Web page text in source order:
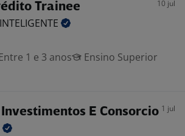
Trainee 10 jul
INTELIGENTE
1 e 3 anos
Ensino Superior
E Consorcio 1 jul